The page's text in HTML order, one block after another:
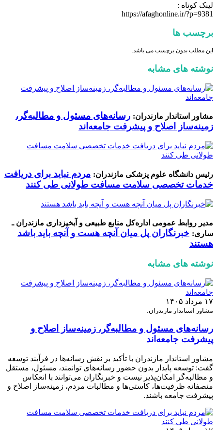
لینک کوتاه :
https://afaghonline.ir/?p=9381
برچسب ها
این مطلب بدون برچسب می باشد.
نوشته های مشابه
مشاور استاندار مازندران: رسانه‌های مسئول و مطالبه‌گر،
زمینه‌ساز اصلاح و پیشرفت جامعه‌اند
رئیس دانشگاه علوم پزشکی مازندران: مردم نباید برای دریافت
خدمات تخصصی سلامت مسافت طولانی طی کنند
مدیر روابط عمومی اداره‌کل منابع طبیعی و آبخیزداری مازندران ـ
ساری: خبرنگاران پل میان آنچه هست و آنچه باید باشد
هستند
نوشته های مشابه
۱۷ مرداد ۱۴۰۵
مشاور استاندار مازندران:
رسانه‌های مسئول و مطالبه‌گر، زمینه‌ساز اصلاح و
پیشرفت جامعه‌اند
مشاور استاندار مازندران با تأکید بر نقش رسانه‌ها در فرآیند توسعه
گفت: توسعه پایدار بدون حضور رسانه‌های توانمند، مسئول، مستقل
و مطالبه‌گر امکان‌پذیر نیست و خبرنگاران می‌توانند با انعکاس
منصفانه ظرفیت‌ها، کاستی‌ها و مطالبات مردم، زمینه‌ساز اصلاح و
پیشرفت جامعه باشند.